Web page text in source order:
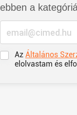
ebben a
Az Általános
elolvastam és